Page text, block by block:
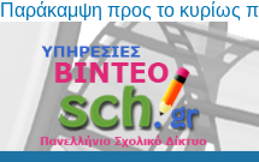
Παράκαμψη προς το κυρίως